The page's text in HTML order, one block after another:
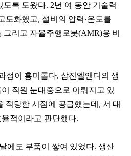
도록 도왔다. 2년 여 동안 기술력
도화했고, 설비의 압력·온도를
리고 자율주행로봇(AMR)용 비
정이 흥미롭다. 삼진엘앤디의 생
직원 눈대중으로 이뤄지고 있
적당한 시점에 공급했는데, 서 대
적이라고 판단했다.
에도 부품이 쌓여 있었다. 생산